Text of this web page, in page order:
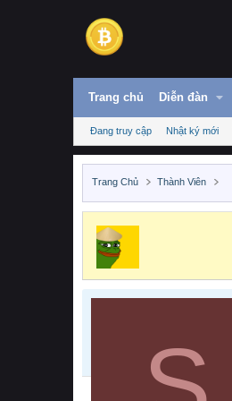
Trang chủ Diễn đàn
Đang truy cập Nhật ký mới
Trang Chủ Thành Viên